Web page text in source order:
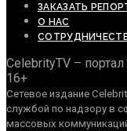
ЗАКАЗАТЬ
О НАС
CelebrityTV –
16+
Сетевое издание
службой по надзору в
массовых